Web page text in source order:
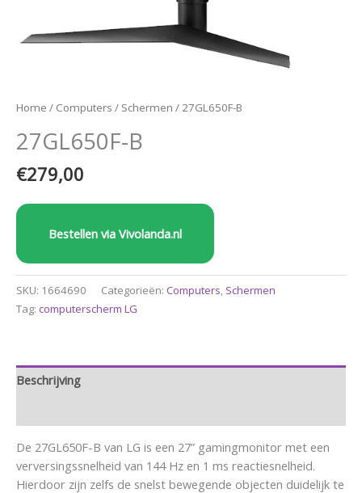
Home / Computers / Schermen / 27GL650F-B
27GL650F-B
€279,00
Bestellen via Vivolanda.nl
SKU: 1664690 Categorieën: Computers, Schermen
Tag: computerscherm LG
Beschrijving
De 27GL650F-B van LG is een 27” gamingmonitor met een
verversingssnelheid van 144 Hz en 1 ms reactiesnelheid.
Hierdoor zijn zelfs de snelst bewegende objecten duidelijk te